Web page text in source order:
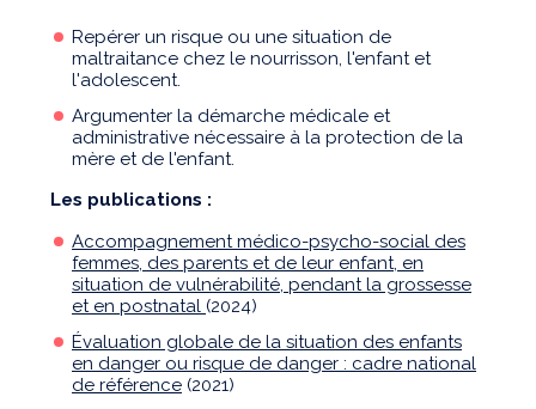
Repérer un risque ou une situation de
maltraitance chez le nourrisson, l'enfant et
l'adolescent.
Argumenter la démarche médicale et
administrative nécessaire à la protection de la
mère et de l'enfant.
Les publications :
Accompagnement médico-psycho-social des
femmes, des parents et de leur enfant, en
situation de vulnérabilité, pendant la grossesse
et en postnatal (2024)
Évaluation globale de la situation des enfants
en danger ou risque de danger : cadre national
de référence (2021)